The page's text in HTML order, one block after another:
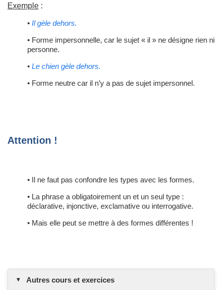
Exemple :
• Il gèle dehors.
• Forme impersonnelle, car le sujet « il » ne désigne rien ni
personne.
• Le chien gèle dehors.
• Forme neutre car il n’y a pas de sujet impersonnel.
Attention !
• Il ne faut pas confondre les types avec les formes.
• La phrase a obligatoirement un et un seul type :
déclarative, injonctive, exclamative ou interrogative.
• Mais elle peut se mettre à des formes différentes !
Autres cours et exercices